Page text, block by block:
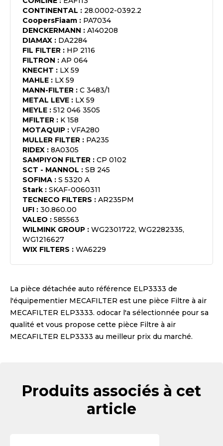
CONTINENTAL : 28.0002-0392.2
CoopersFiaam : PA7034
DENCKERMANN : A140208
DIAMAX : DA2284
FIL FILTER : HP 2116
FILTRON : AP 064
KNECHT : LX 59
MAHLE : LX 59
MANN-FILTER : C 3483/1
METAL LEVE : LX 59
MEYLE : 512 046 3505
MFILTER : K 158
MOTAQUIP : VFA280
MULLER FILTER : PA235
RIDEX : 8A0305
SAMPIYON FILTER : CP 0102
SCT - MANNOL : SB 245
SOFIMA : S 5320 A
Stark : SKAF-0060311
TECNECO FILTERS : AR235PM
UFI : 30.860.00
VALEO : 585563
WILMINK GROUP : WG2301722, WG2282335,
WG1216627
WIX FILTERS : WA6229
La pièce détachée auto référence ELP3333 de
l'équipementier MECAFILTER est une pièce Filtre à air
MECAFILTER ELP3333. odocar l'a sélectionnée pour sa
qualité et vous propose cette pièce Filtre à air
MECAFILTER ELP3333 au meilleur prix du marché.
Produits associés à cet
article